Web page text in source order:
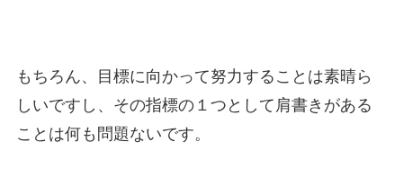
もちろん、目標に向かって努力することは素晴ら
しいですし、その指標の１つとして肩書きがある
ことは何も問題ないです。